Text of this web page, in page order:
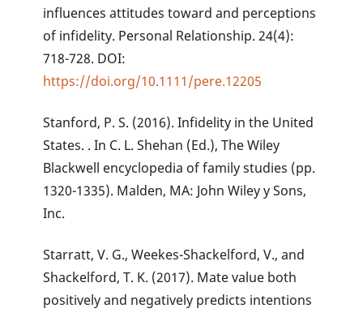
influences attitudes toward and perceptions
of infidelity. Personal Relationship. 24(4):
718-728. DOI:
https://doi.org/10.1111/pere.12205
Stanford, P. S. (2016). Infidelity in the United
States. . In C. L. Shehan (Ed.), The Wiley
Blackwell encyclopedia of family studies (pp.
1320-1335). Malden, MA: John Wiley y Sons,
Inc.
Starratt, V. G., Weekes-Shackelford, V., and
Shackelford, T. K. (2017). Mate value both
positively and negatively predicts intentions